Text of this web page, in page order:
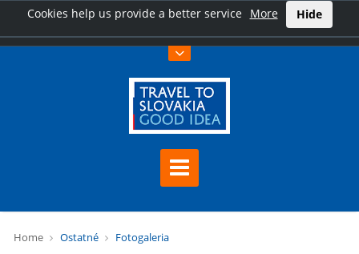
Cookies help us provide a better service More Hide
Home Ostatné Fotogaleria